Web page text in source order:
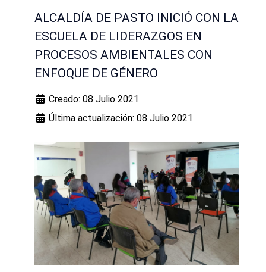
ALCALDÍA DE PASTO INICIÓ CON LA
ESCUELA DE LIDERAZGOS EN
PROCESOS AMBIENTALES CON
ENFOQUE DE GÉNERO
Creado: 08 Julio 2021
Última actualización: 08 Julio 2021